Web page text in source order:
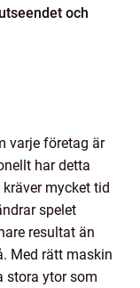
och
varje företag är
har detta
mycket tid
spelet
resultat än
Med rätt maskin
stora ytor som